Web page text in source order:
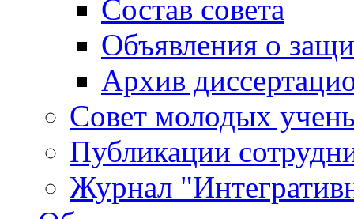
Состав совета
Объявления о
Архив
Совет молодых
Публикации
Журнал